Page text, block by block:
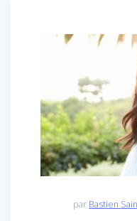
par Bastien